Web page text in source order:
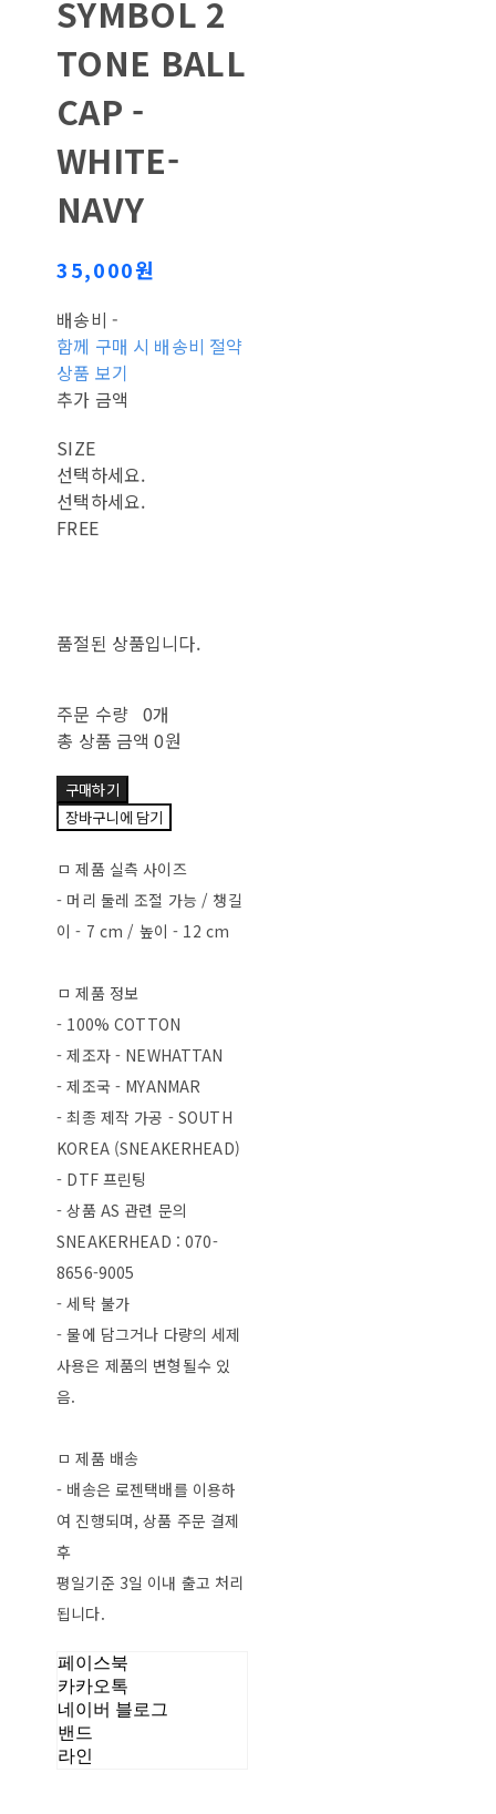
SYMBOL 2
TONE BALL
CAP -
WHITE-
NAVY
35,000원
배송비 -
함께 구매 시 배송비 절약
상품 보기
추가 금액
SIZE
선택하세요.
선택하세요.
FREE
품절된 상품입니다.
주문 수량 0개
총 상품 금액 0원
구매하기
장바구니에 담기
ㅁ 제품 실측 사이즈
- 머리 둘레 조절 가능 / 챙길
이 - 7 cm / 높이 - 12 cm
ㅁ 제품 정보
- 100% COTTON
- 제조자 - NEWHATTAN
- 제조국 - MYANMAR
- 최종 제작 가공 - SOUTH
KOREA (SNEAKERHEAD)
- DTF 프린팅
- 상품 AS 관련 문의
SNEAKERHEAD : 070-
8656-9005
- 세탁 불가
- 물에 담그거나 다량의 세제
사용은 제품의 변형될수 있
음.
ㅁ 제품 배송
- 배송은 로젠택배를 이용하
여 진행되며, 상품 주문 결제
후
평일기준 3일 이내 출고 처리
됩니다.
페이스북
카카오톡
네이버 블로그
밴드
라인